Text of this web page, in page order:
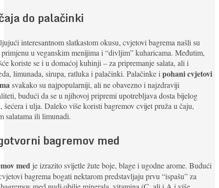
do palačinki
interesantnom slatkastom okusu, cvjetovi bagrema našli su
u veganskim menijima i “divljim” kuharicama. Međutim,
koriste se i u domaćoj kuhinji – za pripremanje salata, ali i
limunada, sirupa, ratluka i palačinki. Palačinke ipohani cvjetovi
svakako su najpopularniji, ali ne obavezno i najzdraviji
budući da se u njihovoj pripremi upotrebljava dosta bijelog
šećera i ulja. Daleko više koristi bagremov cvijet pruža u čaju,
salatama ili limunadi.
bagremov med
med je izrazito svijetle žute boje, blage i ugodne arome. Budući
bagrema bogati nektarom predstavljaju prvu “ispašu” za